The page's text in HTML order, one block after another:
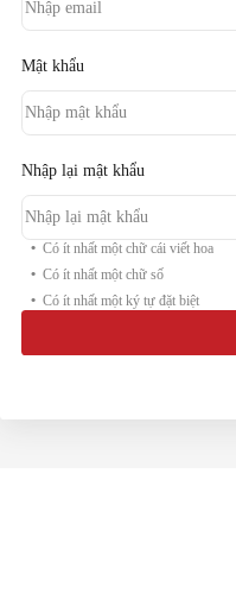
Mật khẩu
Nhập lại mật khẩu
Có ít nhất một chữ cái viết hoa
Có ít nhất một chữ số
Có ít nhất một ký tự đặt biệt